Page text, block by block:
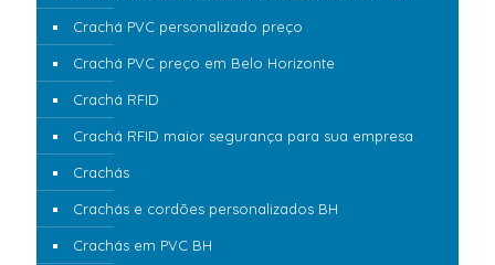
Crachá PVC personalizado preço
Crachá PVC preço em Belo Horizonte
Crachá RFID
Crachá RFID maior segurança para sua empresa
Crachás
Crachás e cordões personalizados BH
Crachás em PVC BH